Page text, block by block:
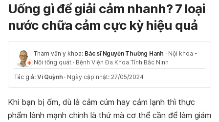
Uống gì để giải cảm nhanh? 7 loại
nước chữa cảm cực kỳ hiệu quả
Tham vấn y khoa: Bác sĩ Nguyễn Thường Hanh · Nội khoa -
Nội tổng quát · Bệnh Viện Đa Khoa Tỉnh Bắc Ninh
Tác giả: Vi Quỳnh · Ngày cập nhật: 27/05/2024
Khi bạn bị ốm, dù là cảm cúm hay cảm lạnh thì thực
phẩm lành mạnh chính là thứ mà cơ thể cần để làm giảm